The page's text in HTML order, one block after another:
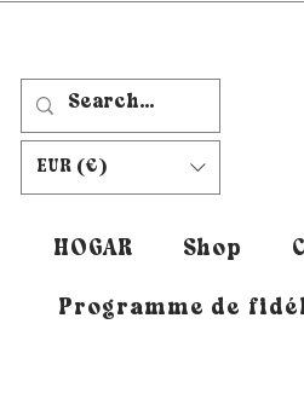
EUR (€)
HOGAR Shop
Programme de